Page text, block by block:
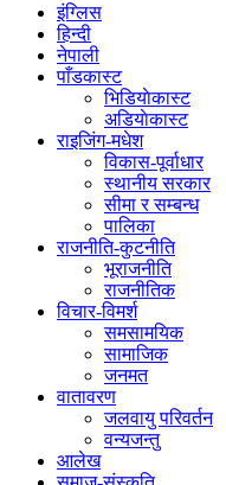
इंग्लिस
हिन्दी
नेपाली
पाँडकास्ट
भिडियाेकास्ट
अडियाेकास्ट
राइजिंग-मधेश
विकास-पूर्वाधार
स्थानीय सरकार
सीमा र सम्बन्ध
पालिका
राजनीति-कुटनीति
भूराजनीति
राजनीतिक
विचार-विमर्श
समसामयिक
सामाजिक
जनमत
वातावरण
जलवायु परिवर्तन
वन्यजन्तु
आलेख